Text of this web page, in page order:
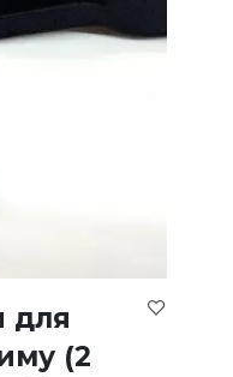
для
(2